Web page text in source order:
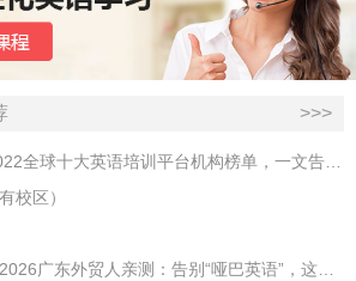
>>>
【16万人的经验贴】2022全球十大英语培训平台机构榜单，一文告诉你
校区）
必克英语效果怎么样？2026广东外贸人亲测：告别“哑巴英语”，这才是成年人最高效的自救指南！